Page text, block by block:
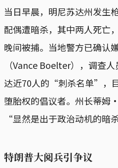
当日早晨，明尼苏达州发生
配偶遭暗杀，其中两人死亡
晚间被捕。当地警方已确认
（Vance Boelter），调查
达近70人的“刺杀名单”，
堕胎权的倡议者。州长蒂姆
“显然是出于政治动机的暗
特朗普大阅兵引争议